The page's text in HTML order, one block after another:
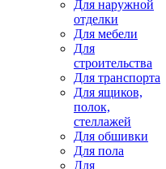
Для наружной
отделки
Для мебели
Для
строительства
Для транспорта
Для ящиков,
полок,
стеллажей
Для обшивки
Для пола
Для